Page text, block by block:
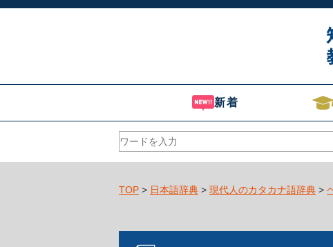
新着
TOP > 日本語辞典 > 現代人のカタカナ語辞典 >